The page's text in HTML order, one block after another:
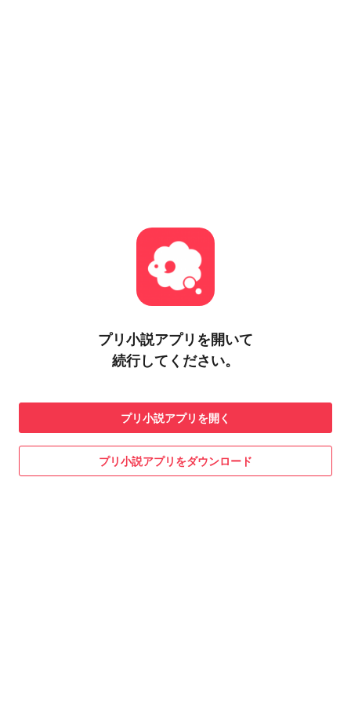
プリ小説アプリを開いて
続行してください。
プリ小説アプリを開く
プリ小説アプリをダウンロード